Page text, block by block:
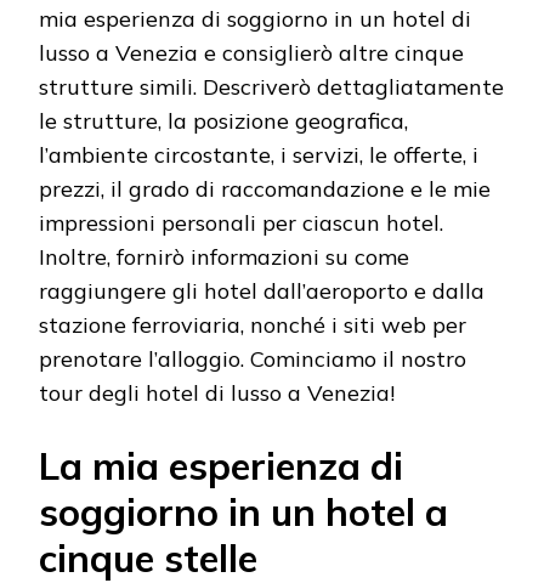
mia esperienza di soggiorno in un hotel di
lusso a Venezia e consiglierò altre cinque
strutture simili. Descriverò dettagliatamente
le strutture, la posizione geografica,
l’ambiente circostante, i servizi, le offerte, i
prezzi, il grado di raccomandazione e le mie
impressioni personali per ciascun hotel.
Inoltre, fornirò informazioni su come
raggiungere gli hotel dall’aeroporto e dalla
stazione ferroviaria, nonché i siti web per
prenotare l’alloggio. Cominciamo il nostro
tour degli hotel di lusso a Venezia!
La mia esperienza di
soggiorno in un hotel a
cinque stelle